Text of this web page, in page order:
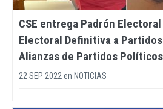
CSE entrega Padrón
Electoral Definitiva a
Alianzas de Partidos Políticos
22 SEP 2022 en NOTICIAS